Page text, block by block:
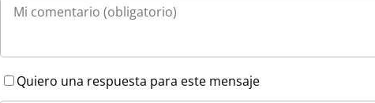
Quiero una respuesta para este mensaje